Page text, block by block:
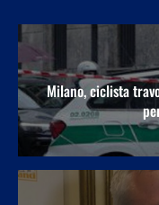
Milano, ciclista